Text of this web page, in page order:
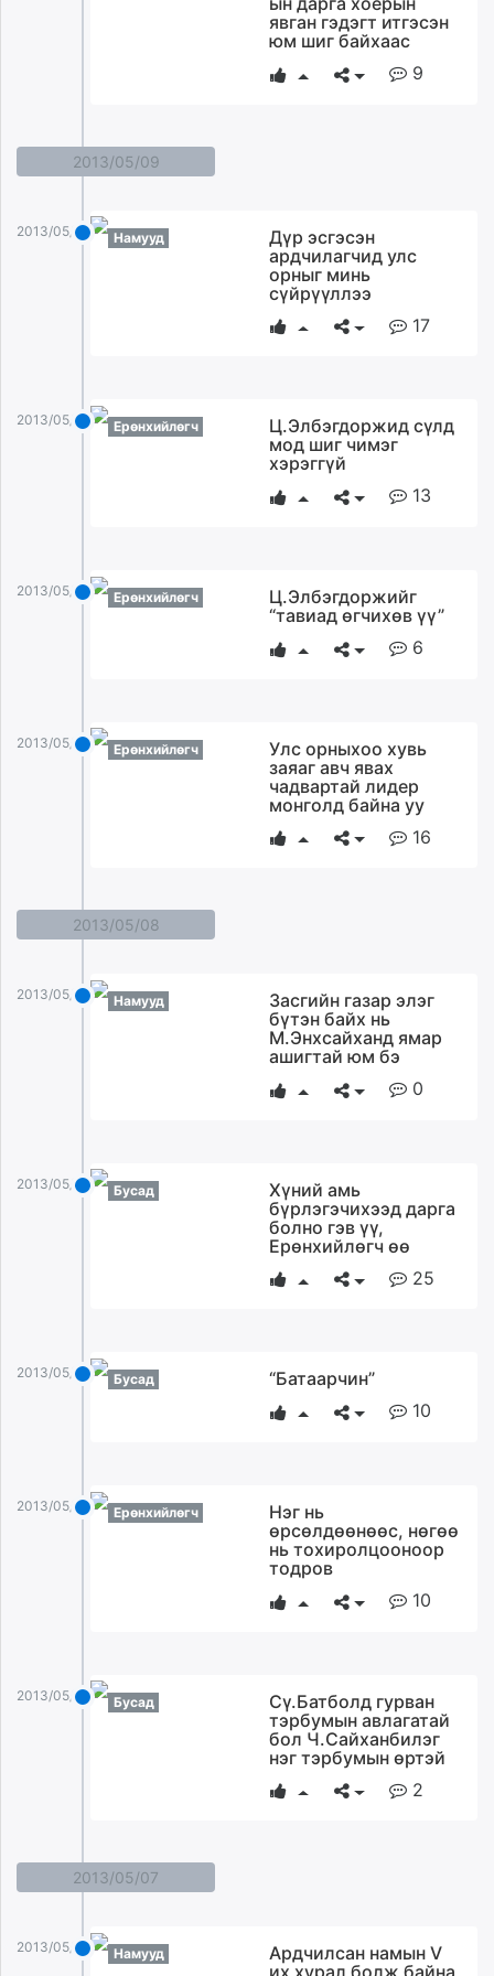
shuud.mn
eagle.mn
zarig.mn
asu.mn
fact.mn
tvmongolia.mn
mass.mn
unread.today
явган гэдэгт итгэсэн
юм шиг байхаас
9
2013/05/09
2013/05/09 Намууд
Дүр эсгэсэн
ардчилагчид улс
орныг минь
сүйрүүллээ
17
2013/05/09 Ерөнхийлөгч
Ц.Элбэгдоржид сүлд
мод шиг чимэг
хэрэггүй
13
2013/05/09 Ерөнхийлөгч
Ц.Элбэгдоржийг
“тавиад өгчихөв үү”
6
2013/05/09 Ерөнхийлөгч
Улс орныхоо хувь
заяаг авч явах
чадвартай лидер
монголд байна уу
16
2013/05/08
2013/05/08 Намууд
Засгийн газар элэг
бүтэн байх нь
М.Энхсайханд ямар
ашигтай юм бэ
0
2013/05/08 Бусад
Хүний амь
бүрлэгэчихээд дарга
болно гэв үү,
Ерөнхийлөгч өө
25
2013/05/08 Бусад
“Батаарчин”
10
2013/05/08 Ерөнхийлөгч
Нэг нь
өрсөлдөөнөөс, нөгөө
нь тохиролцооноор
тодров
10
2013/05/08 Бусад
Сү.Батболд гурван
тэрбумын авлагатай
бол Ч.Сайханбилэг
нэг тэрбумын өртэй
2
2013/05/07
2013/05/07 Намууд
Ардчилсан намын V